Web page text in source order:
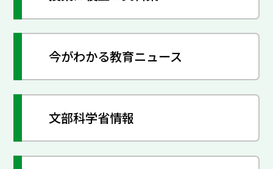
今がわかる教育ニュース
文部科学省情報